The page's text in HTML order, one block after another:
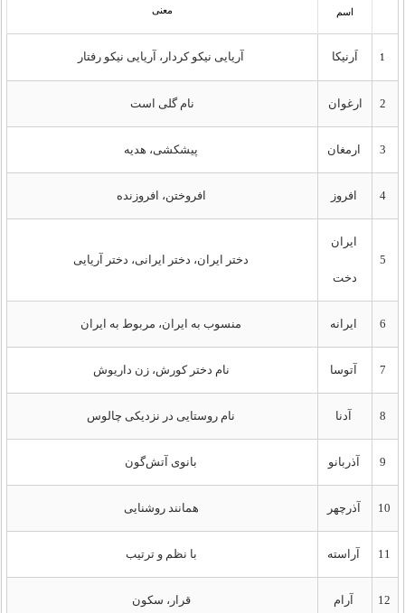
اسم معنی
اَرنیکا آریایی نیکو کردار، آریایی نیکو رفتار
ارغوان نام گلی است
ارمغان پیشکشی، هدیه
4 افروز افروختن، افروزنده
ایران
دخت
دختر ایران، دختر ایرانی، دختر آریایی
ایرانه منسوب به ایران، مربوط به ایران
آتوسا نام دختر کورش، زن داریوش
آدنا نام روستایی در نزدیکی چالوس
آذربانو بانوی آتش‌گون
آذرچهر همانند روشنایی
آراسته با نظم و ترتیب
آرام قرار، سکون